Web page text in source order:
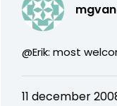
@Erik: most
11 december